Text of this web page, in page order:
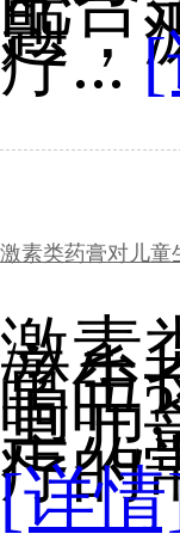
题，
疗...[
激素类药膏对儿童
激素
童生
响吗
是儿
疗的
[详